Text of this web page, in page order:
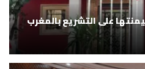
على التشريع بالمغرب